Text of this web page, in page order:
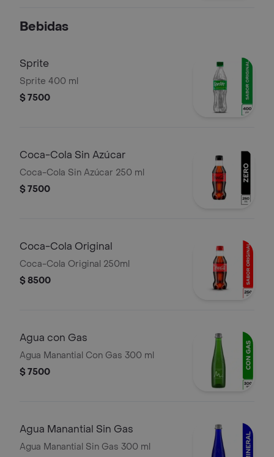
Bebidas
Sprite
Sprite 400 ml
$ 7500
Coca-Cola Sin Azúcar
Coca-Cola Sin Azúcar 250 ml
$ 7500
Coca-Cola Original
Coca-Cola Original 250ml
$ 8500
Agua con Gas
Agua Manantial Con Gas 300 ml
$ 7500
Agua Manantial Sin Gas
Agua Manantial Sin Gas 300 ml